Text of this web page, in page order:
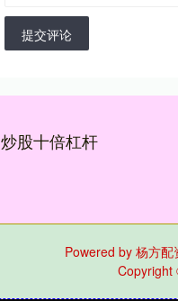
提交评论
炒股十倍杠杆
Powered by 杨方配
Copyright